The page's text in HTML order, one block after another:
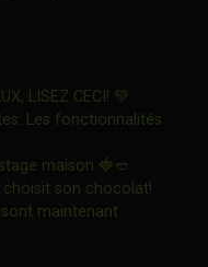
LISEZ CECI! 💚
Les fonctionnalités
dans une nouvelle
maison 🍓🥙
choisit son chocolat!Ce lien
maintenant
une nouvelle fenêtre"